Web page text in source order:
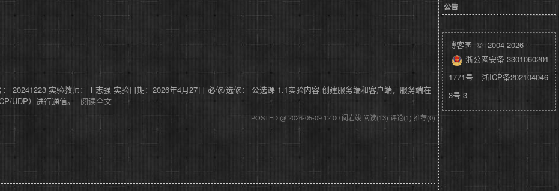
20241223 实验教师：王志强 实验日期：2026年4月27日 必修/选修： 公选课 1.1实验内容 创建服务端和客户端，服务端在
UDP）进行通信。
阅读全文
POSTED @ 2026-05-09 12:00 闵岩竣 阅读(13) 评论(1) 推荐(0)
公告
博客园 © 2004-2026
浙公网安备 3301060201
1771号
浙ICP备202104046
3号-3